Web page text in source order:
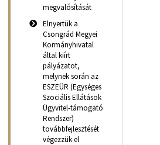
megvalósítását
Elnyertük a
Csongrád Megyei
Kormányhivatal
által kiírt
pályázatot,
melynek során az
ESZEÜR (Egységes
Szociális Ellátások
Ügyvitel-támogató
Rendszer)
továbbfejlesztését
végezzük el